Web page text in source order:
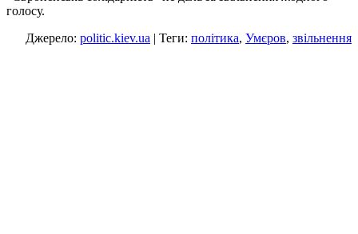
голосу.
Джерело: politic.kiev.ua | Теги: політика, Умєров, звільнення